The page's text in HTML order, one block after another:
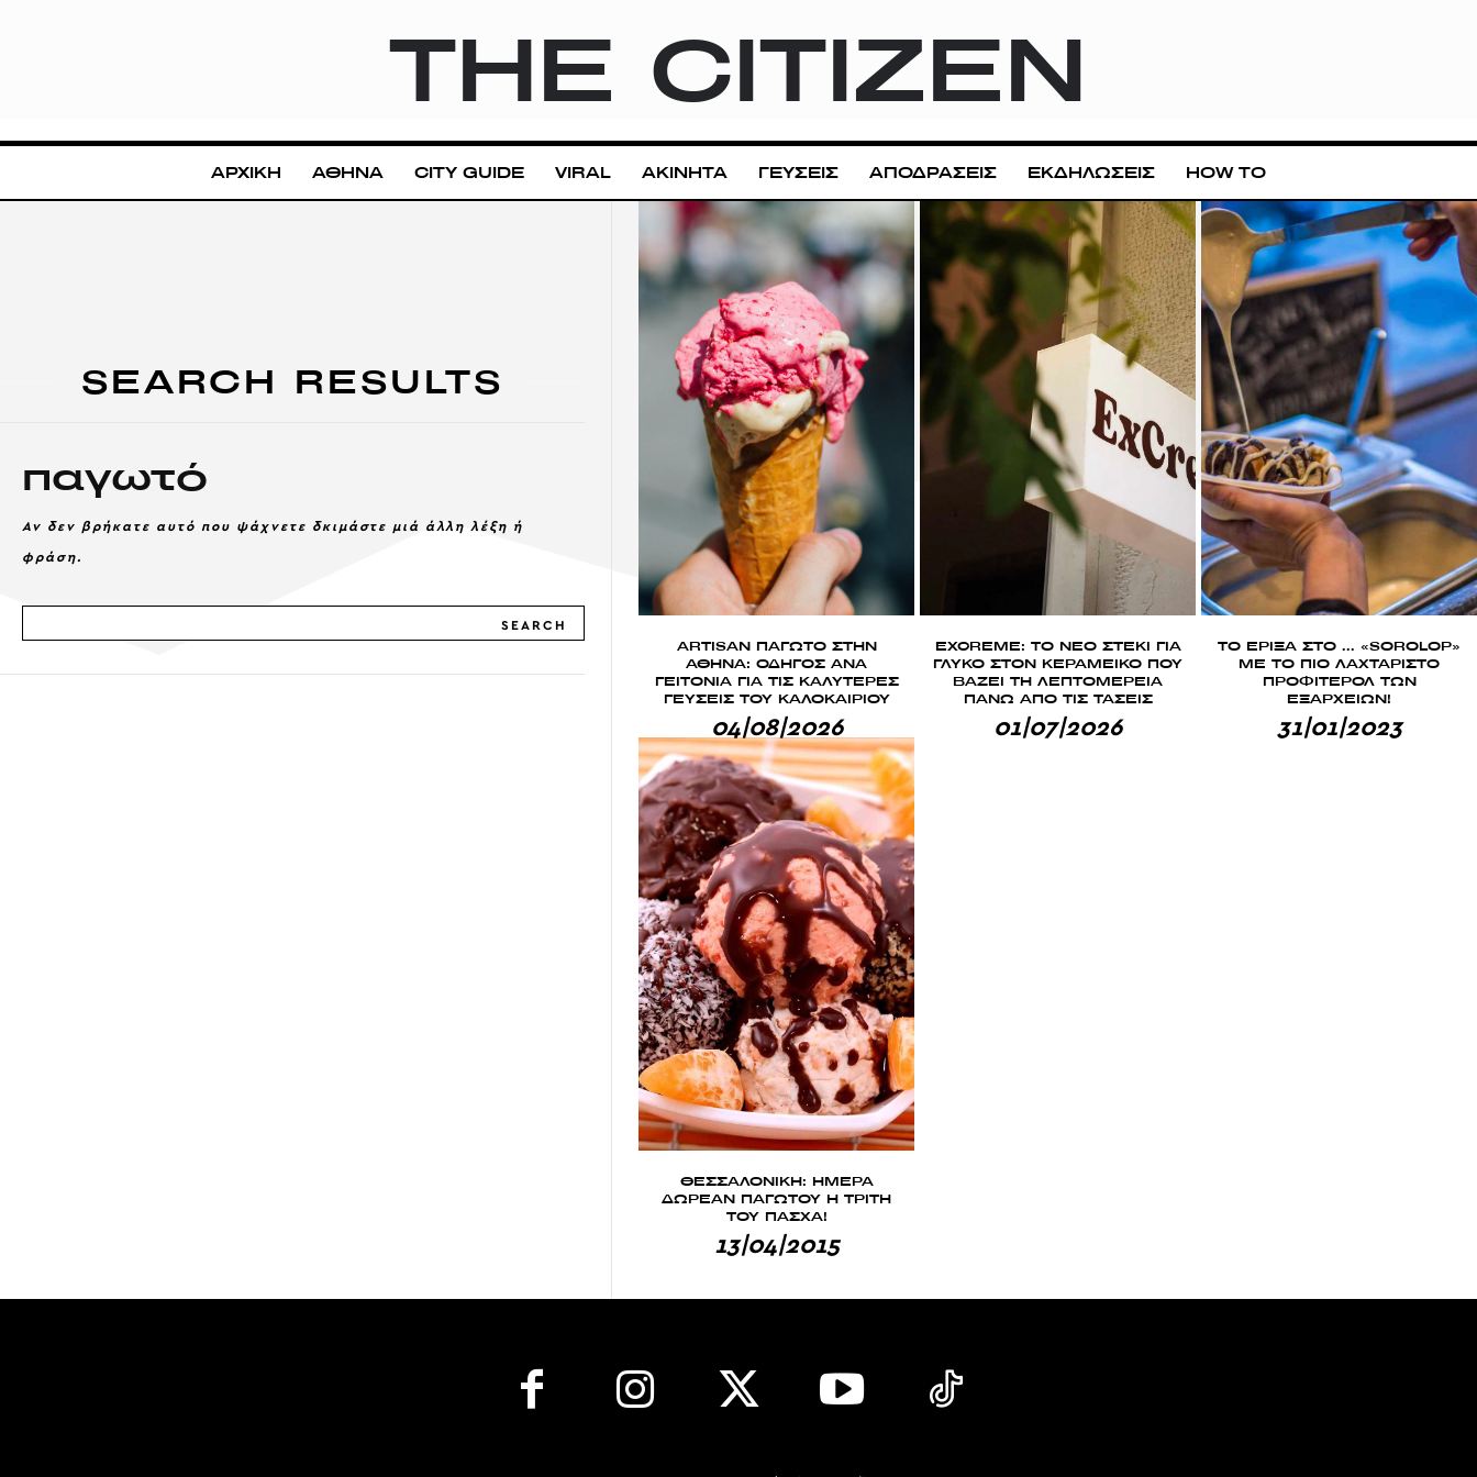
THE CITIZEN
ΑΡΧΙΚΗ ΑΘΗΝΑ CITY GUIDE VIRAL ΑΚΙΝΗΤΑ ΓΕΥΣΕΙΣ ΑΠΟΔΡΑΣΕΙΣ ΕΚΔΗΛΩΣΕΙΣ HOW TO
SEARCH RESULTS
παγωτό
Αν δεν βρήκατε αυτό που ψάχνετε δκιμάστε μιά άλλη λέξη ή
φράση.
SEARCH
ARTISAN ΠΑΓΩΤΟ ΣΤΗΝ
ΑΘΗΝΑ: ΟΔΗΓΟΣ ΑΝΑ
ΓΕΙΤΟΝΙΑ ΓΙΑ ΤΙΣ ΚΑΛΥΤΕΡΕΣ
ΓΕΥΣΕΙΣ ΤΟΥ ΚΑΛΟΚΑΙΡΙΟΥ
04|08|2026
EXCREME: ΤΟ ΝΕΟ ΣΤΕΚΙ ΓΙΑ
ΓΛΥΚΟ ΣΤΟΝ ΚΕΡΑΜΕΙΚΟ ΠΟΥ
ΒΑΖΕΙ ΤΗ ΛΕΠΤΟΜΕΡΕΙΑ
ΠΑΝΩ ΑΠΟ ΤΙΣ ΤΑΣΕΙΣ
01|07|2026
ΤΟ ΕΡΙΞΑ ΣΤΟ … «SOROLOP»
ΜΕ ΤΟ ΠΙΟ ΛΑΧΤΑΡΙΣΤΟ
ΠΡΟΦΙΤΕΡΟΛ ΤΩΝ
ΕΞΑΡΧΕΙΩΝ!
31|01|2023
ΘΕΣΣΑΛΟΝΙΚΗ: ΗΜΕΡΑ
ΔΩΡΕΑΝ ΠΑΓΩΤΟΥ Η ΤΡΙΤΗ
ΤΟΥ ΠΑΣΧΑ!
13|04|2015